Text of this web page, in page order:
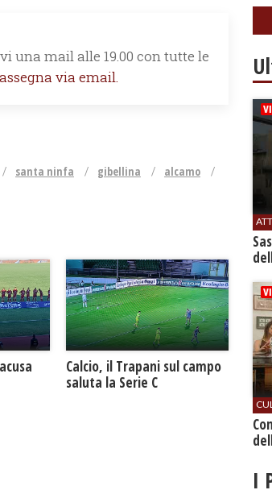
una mail alle 19.00 con tutte le
via email.
santa ninfa gibellina
alcamo
Calcio, il Trapani sul campo
saluta la Serie C
I